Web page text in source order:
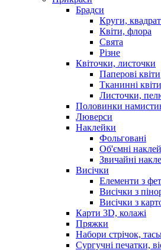
Брадси
Круги,
Квіти, флора
Свята
Різне
Квіточки, листочки
Паперові квіти
Тканинні квіти
Листочки,
Половинки
Люверси
Наклейки
Фольговані
Об'ємні
Звичайні
Висічки
Елементи з
Висічки з
Висічки з
Карти 3D, колажі
Пряжки
Набори стрічок,
Сургучні печатки,